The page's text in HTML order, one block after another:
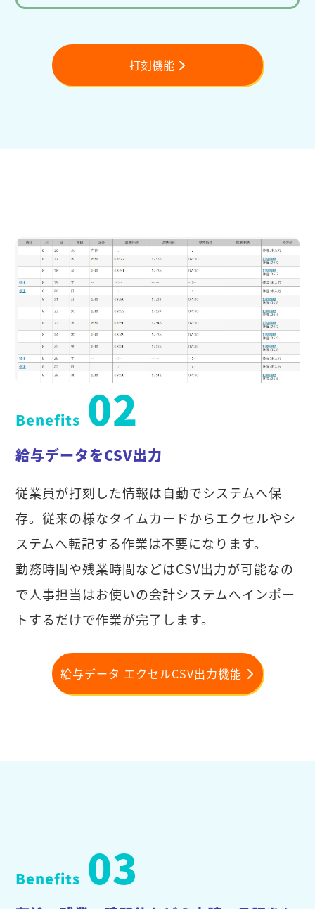
打刻機能
Benefits 02
給与データをCSV出力
従業員が打刻した情報は自動でシステムへ保
存。従来の様なタイムカードからエクセルやシ
ステムへ転記する作業は不要になります。
勤務時間や残業時間などはCSV出力が可能なの
で人事担当はお使いの会計システムへインポー
トするだけで作業が完了します。
給与データ エクセルCSV出力機能
Benefits 03